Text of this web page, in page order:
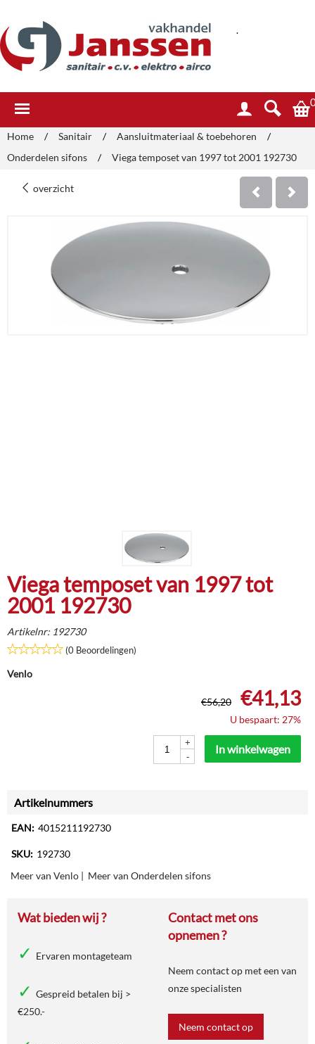
.
Home / Sanitair / Aansluitmateriaal & toebehoren
/
Onderdelen sifons
/ Viega temposet van 1997 tot 2001 192730
overzicht
Viega temposet van 1997 tot
2001 192730
Artikelnr: 192730
(0 Beoordelingen)
Venlo
€56,20 €41,13
U bespaart: 27%
+
-
In winkelwagen
Artikelnummers
EAN: 4015211192730
SKU: 192730
Meer van Venlo | Meer van Onderdelen sifons
Wat bieden wij ?
Ervaren montageteam
Gespreid betalen bij >
€250.-
Contact met ons
opnemen ?
Neem contact op met een van
onze specialisten
Neem contact op